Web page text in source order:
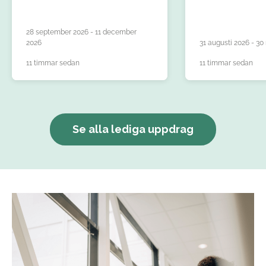
28 september 2026 - 11 december
2026
11 timmar sedan
31 augusti 2026 -
11 timmar sedan
Se alla lediga uppdrag